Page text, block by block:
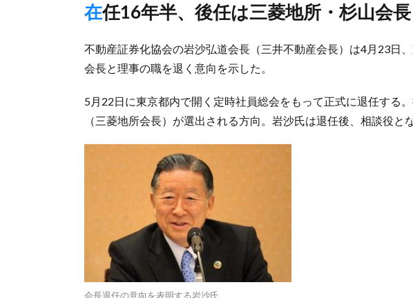
在任16年半、後任は三菱地所・杉山会長
不動産証券化協会の岩沙弘道会長（三井不動産会長）は4月23日
会長と理事の職を退く意向を示した。
5月22日に東京都内で開く定時社員総会をもって正式に退任する
（三菱地所会長）が選出される方向。岩沙氏は退任後、相談役と
会長退任の意向を表明する岩沙氏